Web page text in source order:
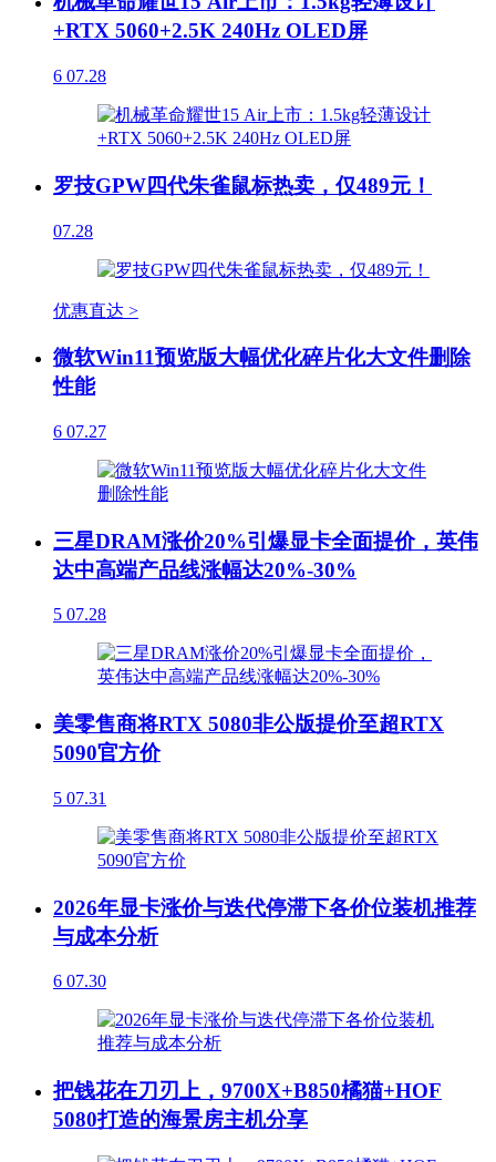
+RTX 5060+2.5K 240Hz OLED屏
6 07.28
罗技GPW四代朱雀鼠标热卖，仅489元！
07.28
优惠直达 >
微软Win11预览版大幅优化碎片化大文件删除
性能
6 07.27
三星DRAM涨价20%引爆显卡全面提价，英伟
达中高端产品线涨幅达20%-30%
5 07.28
美零售商将RTX 5080非公版提价至超RTX
5090官方价
5 07.31
2026年显卡涨价与迭代停滞下各价位装机推荐
与成本分析
6 07.30
把钱花在刀刃上，9700X+B850橘猫+HOF
5080打造的海景房主机分享